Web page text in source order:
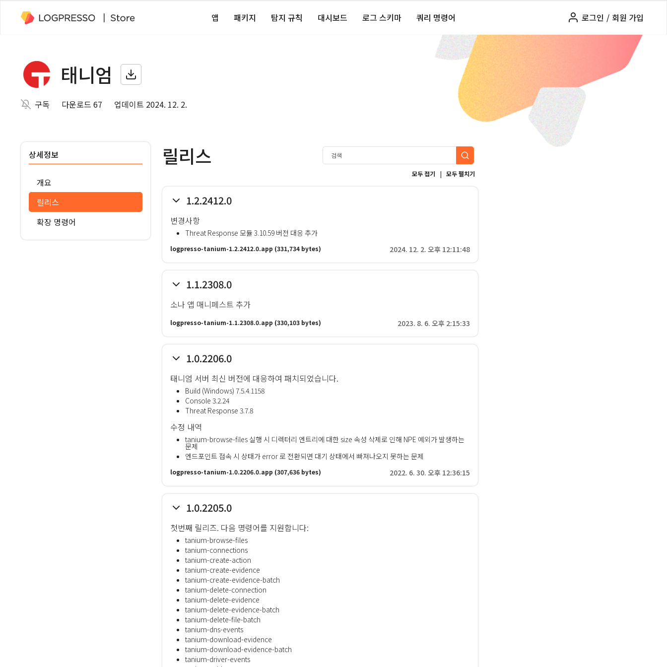
앱 패키지 탐지 규칙 대시보드 로그 스키마 쿼리 명령어 로그인 / 회원 가입
태니엄
구독 다운로드 67 업데이트 2024. 12. 2.
상세정보
개요
릴리스
확장 명령어
릴리스
모두 접기 | 모두 펼치기
1.2.2412.0
변경사항
Threat Response 모듈 3.10.59 버전 대응 추가
logpresso-tanium-1.2.2412.0.app (331,734 bytes) 2024. 12. 2. 오후 12:11:48
1.1.2308.0
소나 앱 매니페스트 추가
logpresso-tanium-1.1.2308.0.app (330,103 bytes) 2023. 8. 6. 오후 2:15:33
1.0.2206.0
태니엄 서버 최신 버전에 대응하여 패치되었습니다.
Build (Windows) 7.5.4.1158
Console 3.2.24
Threat Response 3.7.8
수정 내역
tanium-browse-files 실행 시 디렉터리 엔트리에 대한 size 속성 삭제로 인해 NPE 예외가 발생하는
문제
엔드포인트 접속 시 상태가 error 로 전환되면 대기 상태에서 빠져나오지 못하는 문제
logpresso-tanium-1.0.2206.0.app (307,636 bytes) 2022. 6. 30. 오후 12:36:15
1.0.2205.0
첫번째 릴리즈. 다음 명령어를 지원합니다:
tanium-browse-files
tanium-connections
tanium-create-action
tanium-create-evidence
tanium-create-evidence-batch
tanium-delete-connection
tanium-delete-evidence
tanium-delete-evidence-batch
tanium-delete-file-batch
tanium-dns-events
tanium-download-evidence
tanium-download-evidence-batch
tanium-driver-events